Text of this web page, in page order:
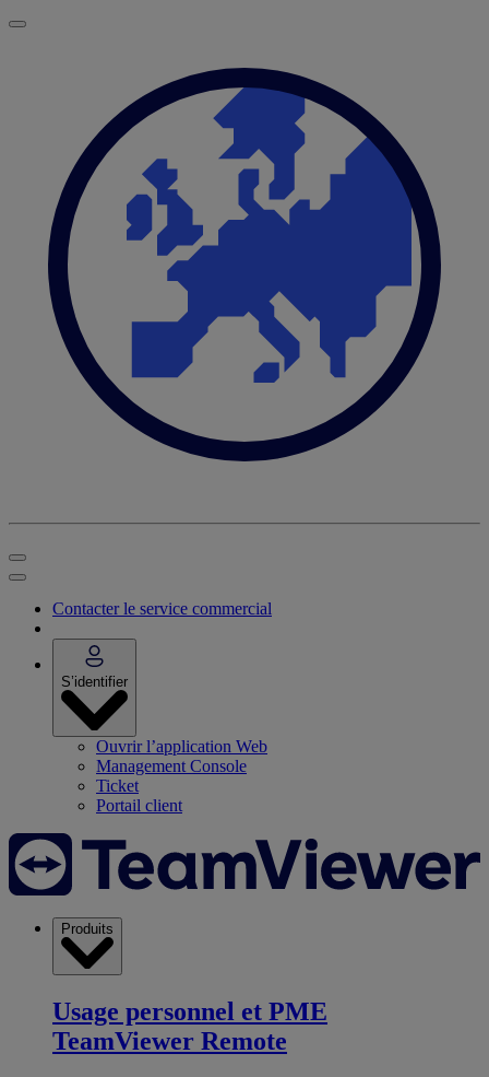
Contacter le service commercial
S’identifier
Ouvrir l’application Web
Management Console
Ticket
Portail client
Produits
Usage personnel et PME
TeamViewer Remote